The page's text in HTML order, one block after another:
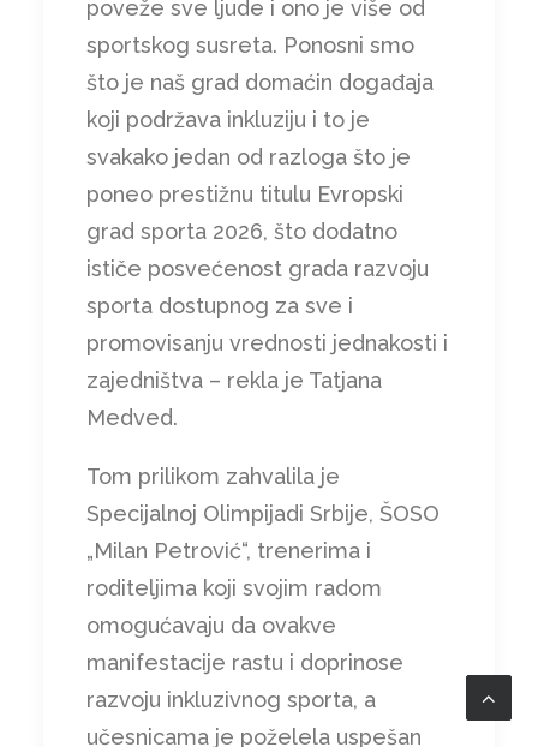
poveže sve ljude i ono je više od
sportskog susreta. Ponosni smo
što je naš grad domaćin događaja
koji podržava inkluziju i to je
svakako jedan od razloga što je
poneo prestižnu titulu Evropski
grad sporta 2026, što dodatno
ističe posvećenost grada razvoju
sporta dostupnog za sve i
promovisanju vrednosti jednakosti i
zajedništva – rekla je Tatjana
Medved.
Tom prilikom zahvalila je
Specijalnoj Olimpijadi Srbije, ŠOSO
„Milan Petrović“, trenerima i
roditeljima koji svojim radom
omogućavaju da ovakve
manifestacije rastu i doprinose
razvoju inkluzivnog sporta, a
učesnicama je poželela uspešan